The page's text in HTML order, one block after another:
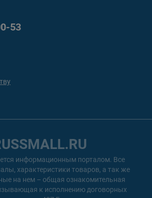
53
информационным порталом. Все
характеристики товаров, а так же
на нем – общая ознакомительная
к исполнению договорных